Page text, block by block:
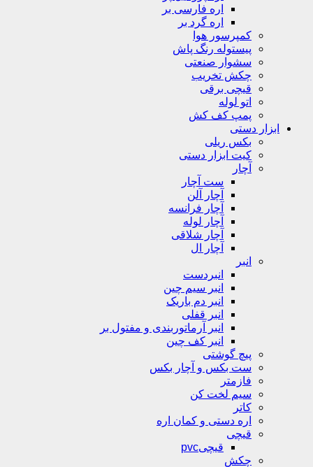
اره فارسی بر
اره گرد بر
کمپرسور هوا
پیستوله رنگ پاش
سشوار صنعتی
چکش تخریب
قیچی برقی
اتو لوله
پمپ کف کش
ابزار دستی
بکس ریلی
کیت ابزار دستی
آچار
ست آچار
آچار آلن
آچار فرانسه
آچار لوله
آچار شلاقی
آچار ال
انبر
انبردست
انبر سیم چین
انبر دم باریک
انبر قفلی
انبر آرماتوربندی و مفتول بر
انبر کف چین
پیچ گوشتی
ست بکس و آچار بکس
فازمتر
سیم لخت کن
کاتر
اره دستی و کمان اره
قیچی
قیچیpvc
چکش